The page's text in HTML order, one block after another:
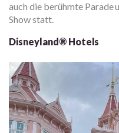
auch die berühmte Parade
Show statt.
Disneyland® Hotels